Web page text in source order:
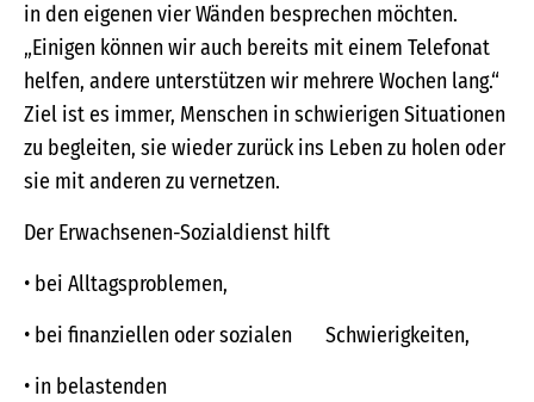
in den eigenen vier Wänden besprechen möchten.
„Einigen können wir auch bereits mit einem Telefonat
helfen, andere unterstützen wir mehrere Wochen lang.“
Ziel ist es immer, Menschen in schwierigen Situationen
zu begleiten, sie wieder zurück ins Leben zu holen oder
sie mit anderen zu vernetzen.
Der Erwachsenen-Sozialdienst hilft
• bei Alltagsproblemen,
• bei finanziellen oder sozialen Schwierigkeiten,
• in belastenden